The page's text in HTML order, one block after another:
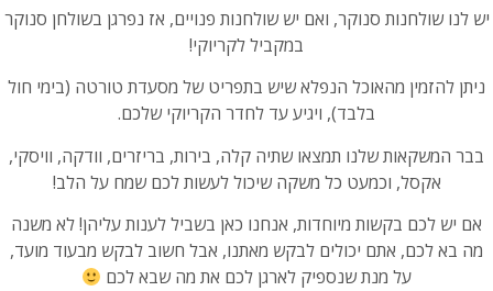
יש לנו שולחנות סנוקר, ואם יש שולחנות פנויים, אז נפרגן בשולחן סנוקר
במקביל לקריוקי!
ניתן להזמין מהאוכל הנפלא שיש בתפריט של מסעדת טורטה (בימי חול
בלבד), ויגיע עד לחדר הקריוקי שלכם.
בבר המשקאות שלנו תמצאו שתיה קלה, בירות, בריזרים, וודקה, וויסקי,
אקסל, וכמעט כל משקה שיכול לעשות לכם שמח על הלב!
אם יש לכם בקשות מיוחדות, אנחנו כאן בשביל לענות עליהן! לא משנה
מה בא לכם, אתם יכולים לבקש מאתנו, אבל חשוב לבקש מבעוד מועד,
על מנת שנספיק לארגן לכם את מה שבא לכם